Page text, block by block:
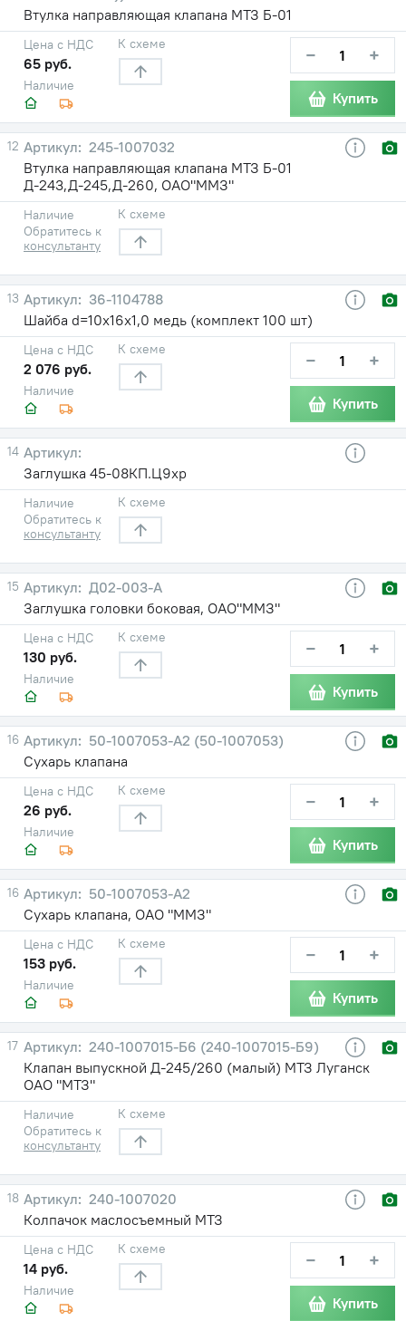
Втулка направляющая клапана МТЗ Б-01
Наличие
Цена с НДС
65 руб.
К схеме − +
Купить
12
245-1007032
Втулка направляющая клапана МТЗ Б-01
Д-243,Д-245,Д-260, ОАО"ММЗ"
Наличие
Обратитесь к
консультанту
К схеме
13
36-1104788
Шайба d=10х16х1,0 медь (комплект 100 шт)
Наличие
Цена с НДС
2 076 руб.
К схеме − +
Купить
14
Заглушка 45-08КП.Ц9хр
Наличие
Обратитесь к
консультанту
К схеме
15
Д02-003-А
Заглушка головки боковая, ОАО"ММЗ"
Наличие
Цена с НДС
130 руб.
К схеме − +
Купить
16
50-1007053-А2 (50-1007053)
Сухарь клапана
Наличие
Цена с НДС
26 руб.
К схеме − +
Купить
16
50-1007053-А2
Сухарь клапана, ОАО "ММЗ"
Наличие
Цена с НДС
153 руб.
К схеме − +
Купить
17
240-1007015-Б6 (240-1007015-Б9)
Клапан выпускной Д-245/260 (малый) МТЗ Луганск
ОАО "МТЗ"
Наличие
Обратитесь к
консультанту
К схеме
18
240-1007020
Колпачок маслосъемный МТЗ
Наличие
Цена с НДС
14 руб.
К схеме − +
Купить